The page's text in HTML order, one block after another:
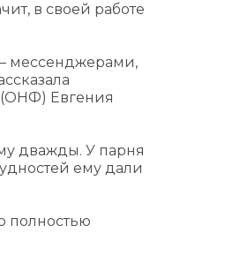
в своей работе
мессенджерами,
(ОНФ) Евгения
дважды. У парня
ему дали
полностью